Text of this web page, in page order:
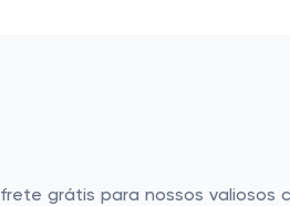
grátis para nossos valiosos